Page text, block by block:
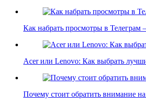
Как набрать просмотры в Телеграм
Acer или Lenovo: Как выбрать
Почему стоит обратить внимание